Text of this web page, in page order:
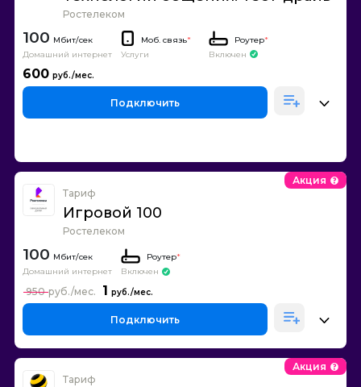
Ростелеком
100
Домашний интернет
Моб. связь*
Услуги
Роутер*
Включен
600
Подключить
Тариф
Игровой 100
Ростелеком
Акция
100
Домашний интернет
Роутер*
Включен
1
950
Подключить
Тариф
Акция